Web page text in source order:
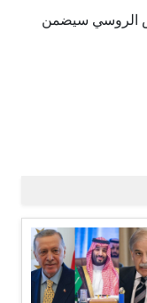
الروسي سيضمن